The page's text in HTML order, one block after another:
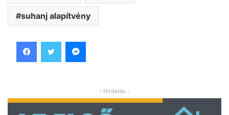
suhanj alapítvény
- Hirdetés -